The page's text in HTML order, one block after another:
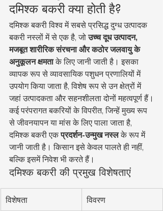
दमिश्क बकरी क्या होती है?
दमिश्क बकरी विश्व में सबसे प्रसिद्ध दुग्ध उत्पादक
बकरी नस्लों में से एक है, जो उच्च दूध उत्पादन,
मजबूत शारीरिक संरचना और कठोर जलवायु के
अनुकूलन क्षमता के लिए जानी जाती है। इसका
व्यापक रूप से व्यावसायिक पशुधन प्रणालियों में
उपयोग किया जाता है, विशेष रूप से उन क्षेत्रों में
जहां उत्पादकता और सहनशीलता दोनों महत्वपूर्ण हैं।
कई परंपरागत बकरियों के विपरीत, जिन्हें मुख्य रूप
से जीवनयापन या मांस के लिए पाला जाता है,
दमिश्क बकरी एक प्रदर्शन-उन्मुख नस्ल के रूप में
जानी जाती है। किसान इसे केवल पालते ही नहीं,
बल्कि इसमें निवेश भी करते हैं।
दमिश्क बकरी की प्रमुख विशेषताएं
विशेषता विवरण